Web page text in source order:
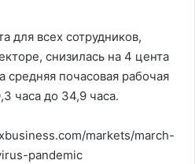
для всех сотрудников,
снизилась на 4 цента
почасовая рабочая
часа до 34,9 часа.
markets/march-
pandemic